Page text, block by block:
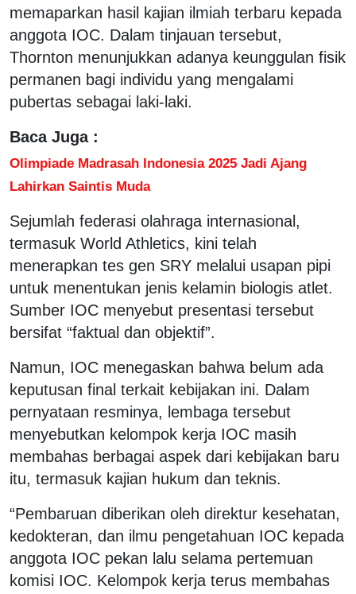
memaparkan hasil kajian ilmiah terbaru kepada
anggota IOC. Dalam tinjauan tersebut,
Thornton menunjukkan adanya keunggulan fisik
permanen bagi individu yang mengalami
pubertas sebagai laki-laki.
Baca Juga :
Olimpiade Madrasah Indonesia 2025 Jadi Ajang
Lahirkan Saintis Muda
Sejumlah federasi olahraga internasional,
termasuk World Athletics, kini telah
menerapkan tes gen SRY melalui usapan pipi
untuk menentukan jenis kelamin biologis atlet.
Sumber IOC menyebut presentasi tersebut
bersifat “faktual dan objektif”.
Namun, IOC menegaskan bahwa belum ada
keputusan final terkait kebijakan ini. Dalam
pernyataan resminya, lembaga tersebut
menyebutkan kelompok kerja IOC masih
membahas berbagai aspek dari kebijakan baru
itu, termasuk kajian hukum dan teknis.
“Pembaruan diberikan oleh direktur kesehatan,
kedokteran, dan ilmu pengetahuan IOC kepada
anggota IOC pekan lalu selama pertemuan
komisi IOC. Kelompok kerja terus membahas